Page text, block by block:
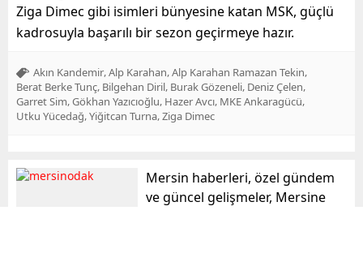
Ziga Dimec gibi isimleri bünyesine katan MSK, güçlü
kadrosuyla başarılı bir sezon geçirmeye hazır.
Akın Kandemir,Alp Karahan,Alp Karahan Ramazan Tekin,
Berat Berke Tunç, Bilgehan Diril, Burak Gözeneli, Deniz Çelen,
Garret Sim,Gökhan Yazıcıoğlu, Hazer Avcı, MKE Ankaragücü,
Utku Yücedağ,Yiğitcan Turna,Ziga Dimec
Mersin haberleri, özel gündem
ve güncel gelişmeler, Mersine